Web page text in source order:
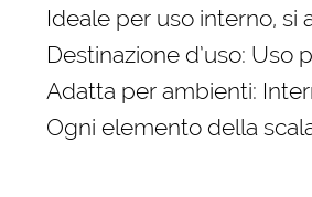
Ideale per uso interno,
Destinazione d’uso: Uso
Adatta per ambienti:
Ogni elemento della